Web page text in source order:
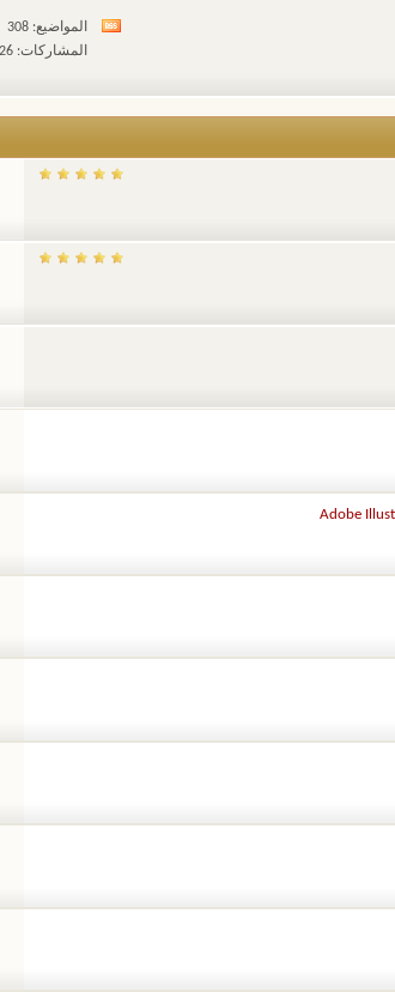
المنتدى
مشاهدة
هذا
المواضيع: 308
المشاركات: 1,026